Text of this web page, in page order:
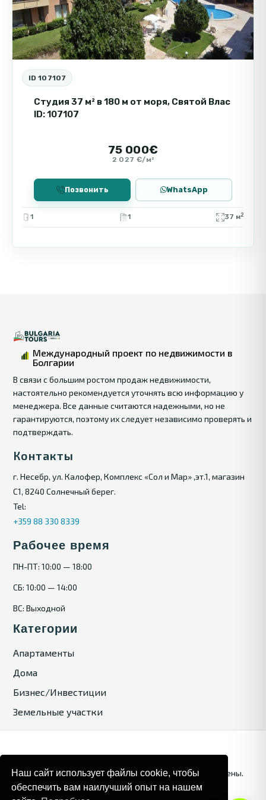
делают этот район востребованным как для
сезонного отдыха, так и для круглогодичного
проживания.
Инвестиционный потенциал
отлично подходит для инвестиций благодаря
с кухней-студией и отдельной спальней
востребован у арендаторов, что
обеспечивает регулярный доход. Покупка
квартиры у моря в новом комплексе с
развитой инфраструктурой — это выгодное
вложение с перспективой роста стоимости и
ID 107107
Студия 37 м² в 180 м от моря, Святой Влас
ID: 107107
75 000€
2 027 €/м²
Позвонить WhatsApp
1 1 37 м2
Международный проект по недвижимости в
Болгарии
В связи с большим ростом продаж недвижимости,
настоятельно рекомендуется уточнять всю информацию у
менеджера. Все данные считаются надежными, но не
гарантируются, поэтому их следует независимо проверять и
подтверждать.
Контакты
г. Несебр, ул. Калофер, Комплекс «Сол и Мар» ,эт.1, магазин
С1, 8240 Солнечный берег.
Tel:
+359 88 330 8339
Рабочее время
ПН-ПТ: 10:00 — 18:00
СБ: 10:00 — 14:00
ВС: Выходной
Категории
Апартаменты
Дома
Бизнес/Инвестиции
Земельные участки
© 2025. Bulgaria Tours by Inrealr4u. Все права зашищены.
Карта сайта Политика конфиденциальности
Наш сайт использует файлы cookie, чтобы
обеспечить вам наилучший опыт на нашем